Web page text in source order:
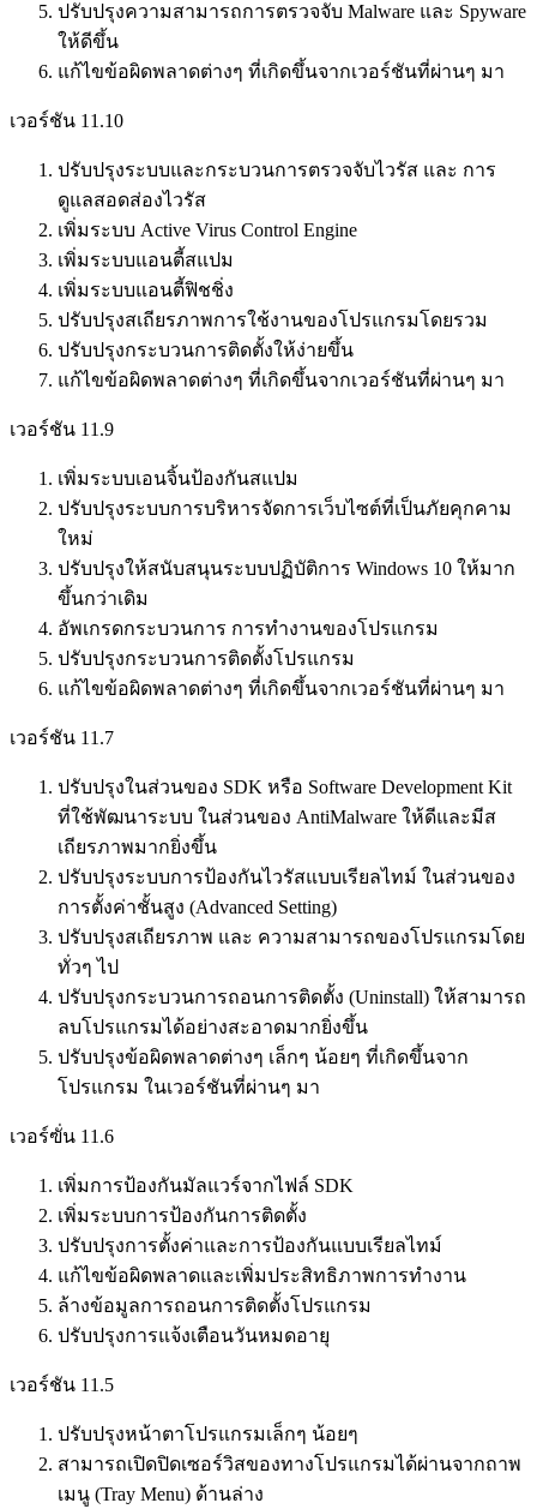
ปรับปรุงความสามารถการตรวจจับ Malware และ Spyware
ให้ดีขึ้น
แก้ไขข้อผิดพลาดต่างๆ ที่เกิดขึ้นจากเวอร์ชันที่ผ่านๆ มา
เวอร์ชัน 11.10
ปรับปรุงระบบและกระบวนการตรวจจับไวรัส และ การ
ดูแลสอดส่องไวรัส
เพิ่มระบบ Active Virus Control Engine
เพิ่มระบบแอนตี้สแปม
เพิ่มระบบแอนตี้ฟิชชิ่ง
ปรับปรุงสเถียรภาพการใช้งานของโปรแกรมโดยรวม
ปรับปรุงกระบวนการติดตั้งให้ง่ายขึ้น
แก้ไขข้อผิดพลาดต่างๆ ที่เกิดขึ้นจากเวอร์ชันที่ผ่านๆ มา
เวอร์ชัน 11.9
เพิ่มระบบเอนจิ้นป้องกันสแปม
ปรับปรุงระบบการบริหารจัดการเว็บไซต์ที่เป็นภัยคุกคาม
ใหม่
ปรับปรุงให้สนับสนุนระบบปฏิบัติการ Windows 10 ให้มาก
ขึ้นกว่าเดิม
อัพเกรดกระบวนการ การทำงานของโปรแกรม
ปรับปรุงกระบวนการติดตั้งโปรแกรม
แก้ไขข้อผิดพลาดต่างๆ ที่เกิดขึ้นจากเวอร์ชันที่ผ่านๆ มา
เวอร์ชัน 11.7
ปรับปรุงในส่วนของ SDK หรือ Software Development Kit
ที่ใช้พัฒนาระบบ ในส่วนของ AntiMalware ให้ดีและมีส
เถียรภาพมากยิ่งขึ้น
ปรับปรุงระบบการป้องกันไวรัสแบบเรียลไทม์ ในส่วนของ
การตั้งค่าชั้นสูง (Advanced Setting)
ปรับปรุงสเถียรภาพ และ ความสามารถของโปรแกรมโดย
ทั่วๆ ไป
ปรับปรุงกระบวนการถอนการติดตั้ง (Uninstall) ให้สามารถ
ลบโปรแกรมได้อย่างสะอาดมากยิ่งขึ้น
ปรับปรุงข้อผิดพลาดต่างๆ เล็กๆ น้อยๆ ที่เกิดขึ้นจาก
โปรแกรม ในเวอร์ชันที่ผ่านๆ มา
เวอร์ฃั่น 11.6
เพิ่มการป้องกันมัลแวร์จากไฟล์ SDK
เพิ่มระบบการป้องกันการติดตั้ง
ปรับปรุงการตั้งค่าและการป้องกันแบบเรียลไทม์
แก้ไขข้อผิดพลาดและเพิ่มประสิทธิภาพการทำงาน
ล้างข้อมูลการถอนการติดตั้งโปรแกรม
ปรับปรุงการแจ้งเตือนวันหมดอายุ
เวอร์ชัน 11.5
ปรับปรุงหน้าตาโปรแกรมเล็กๆ น้อยๆ
สามารถเปิดปิดเซอร์วิสของทางโปรแกรมได้ผ่านจากถาพ
เมนู (Tray Menu) ด้านล่าง